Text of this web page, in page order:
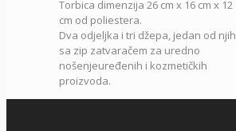
Torbica dimenzija 26 cm x 16 cm x 12
cm od poliestera.
Dva odjeljka i tri džepa, jedan od njih
sa zip zatvaračem za uredno
nošenjeuređenih i kozmetičkih
proizvoda.